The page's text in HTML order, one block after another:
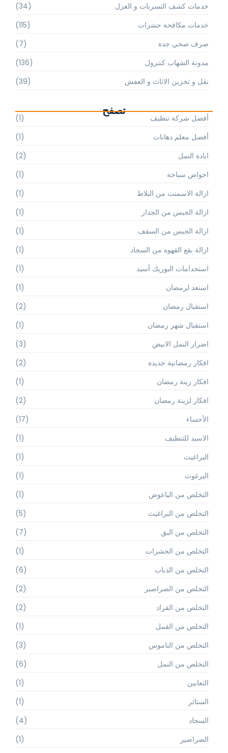
خدمات كشف التسربات و العزل
(34)
خدمات مكافحة حشرات
(115)
صرف صحي جدة
(7)
مدونة الشهاب كنترول
(136)
نقل و تخزين الاثاث و العفش
(39)
تصفح
أفضل شركة تنظيف
(1)
أفضل معلم دهانات
(1)
ابادة النمل
(2)
احواض سباحة
(1)
ازالة الاسمنت من البلاط
(1)
ازالة الجبس من الجدار
(1)
ازالة الجبس من السقف
(1)
ازالة بقع القهوه من السجاد
(1)
استخدامات البوريك أسيد
(1)
استعد لرمضان
(1)
استقبال رمضان
(2)
استقبال شهر رمضان
(1)
اضرار النمل الابيض
(3)
افكار رمضانية جديدة
(2)
افكار زينة رمضان
(1)
افكار لزينة رمضان
(2)
الأحساء
(17)
الاسيد للتنظيف
(1)
البراغيث
(1)
البرغوث
(1)
التخلص من الباعوض
(1)
التخلص من البراغيث
(5)
التخلص من البق
(7)
التخلص من الحشرات
(1)
التخلص من الذباب
(6)
التخلص من الصراصير
(2)
التخلص من القراد
(2)
التخلص من القمل
(1)
التخلص من الناموس
(3)
التخلص من النمل
(6)
الثعابين
(1)
الستائر
(1)
السجاد
(4)
الصراصير
(1)